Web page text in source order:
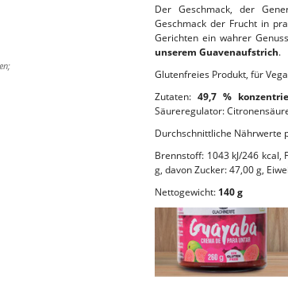
Der Geschmack, der
Geschmack der Frucht in
Gerichten ein wahrer
unserem Guavenaufstrich.
Glutenfreies Produkt, für
Zutaten: 49,7 %
Säureregulator:
Durchschnittliche Nährwerte
Brennstoff: 1043 kJ/246 kcal,
g, davon Zucker: 47,00 g,
Nettogewicht: 140 g